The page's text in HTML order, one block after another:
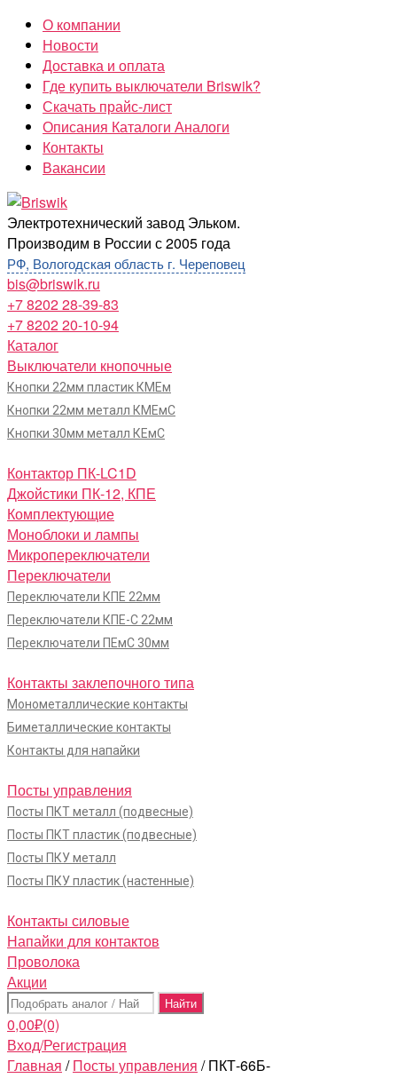
Перейти
содержимому
О компании
Новости
Доставка и оплата
Где купить выключатели Briswik?
Скачать прайс-лист
Описания Каталоги Аналоги
Контакты
Вакансии
Briswik
Электротехнический завод Эльком.
Производим в России с 2005 года
РФ, Вологодская область г. Череповец
bis@briswik.ru
+7 8202 28-39-83
+7 8202 20-10-94
Каталог
Выключатели кнопочные
Кнопки 22мм пластик КМЕм
Кнопки 22мм металл КМЕмС
Кнопки 30мм металл КЕмС
Контактор ПК-LC1D
Джойстики ПК-12, КПЕ
Комплектующие
Моноблоки и лампы
Микропереключатели
Переключатели
Переключатели КПЕ 22мм
Переключатели КПЕ-С 22мм
Переключатели ПЕмС 30мм
Контакты заклепочного типа
Монометаллические контакты
Биметаллические контакты
Контакты для напайки
Посты управления
Посты ПКТ металл (подвесные)
Посты ПКТ пластик (подвесные)
Посты ПКУ металл
Посты ПКУ пластик (настенные)
Контакты силовые
Напайки для контактов
Проволока
Акции
Поиск:
0,00₽(0)
Вход/Регистрация
Главная /Посты управления / ПКТ-66Б-